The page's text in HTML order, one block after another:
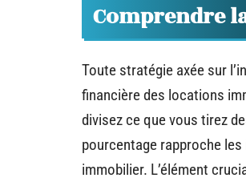
Comprendre
Toute stratégie axée sur
financière des locations
divisez ce que vous tirez
pourcentage rapproche
immobilier. L’élément